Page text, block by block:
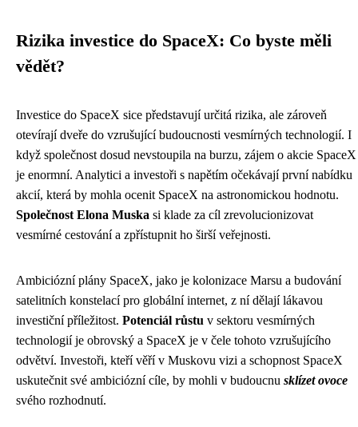
Rizika investice do SpaceX: Co byste měli
vědět?
Investice do SpaceX sice představují určitá rizika, ale zároveň
otevírají dveře do vzrušující budoucnosti vesmírných technologií. I
když společnost dosud nevstoupila na burzu, zájem o akcie SpaceX
je enormní. Analytici a investoři s napětím očekávají první nabídku
akcií, která by mohla ocenit SpaceX na astronomickou hodnotu.
Společnost Elona Muska si klade za cíl zrevolucionizovat
vesmírné cestování a zpřístupnit ho širší veřejnosti.
Ambiciózní plány SpaceX, jako je kolonizace Marsu a budování
satelitních konstelací pro globální internet, z ní dělají lákavou
investiční příležitost. Potenciál růstu v sektoru vesmírných
technologií je obrovský a SpaceX je v čele tohoto vzrušujícího
odvětví. Investoři, kteří věří v Muskovu vizi a schopnost SpaceX
uskutečnit své ambiciózní cíle, by mohli v budoucnu sklízet ovoce
svého rozhodnutí.